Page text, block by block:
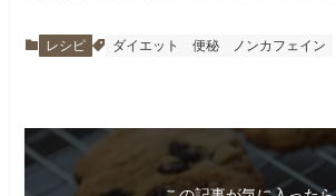
レシピ ダイエット 便秘 ノンカフェイン